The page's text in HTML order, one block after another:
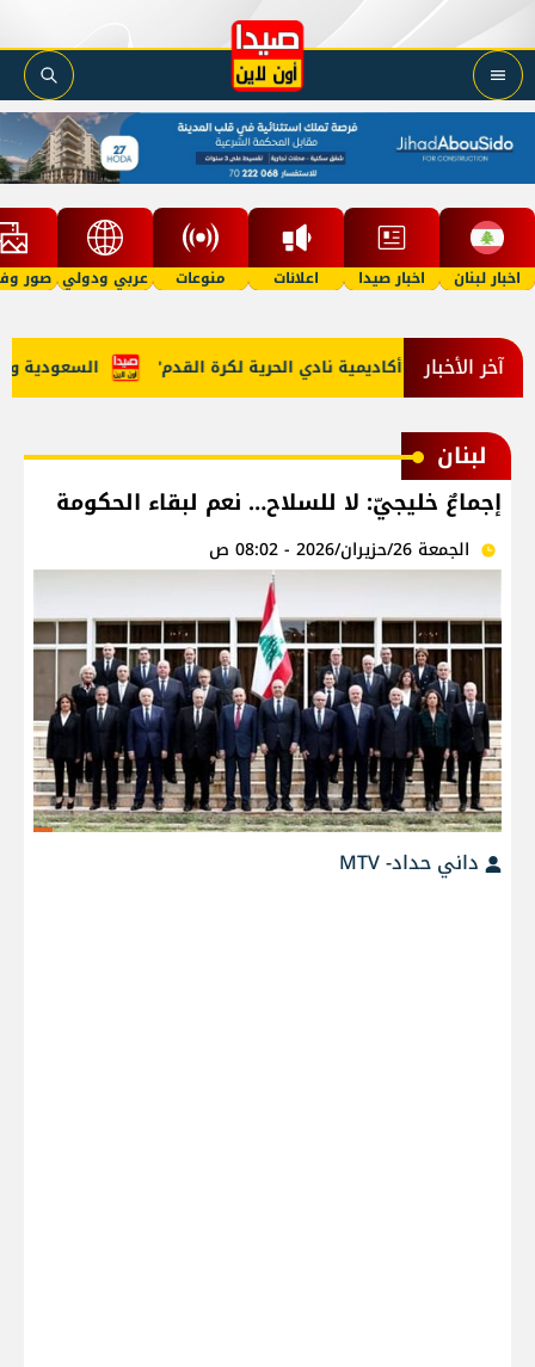
اخبار لبنان اخبار صيدا اعلانات منوعات عربي ودولي صور
آخر الأخبار السعودية مرجان يطلق 'أكاديمية نادي الحرية لكرة القدم'
لبنان
إجماعٌ خليجيّ: لا للسلاح… نعم لبقاء الحكومة
الجمعة 26/حزيران/2026 - 08:02 ص
داني حداد- MTV